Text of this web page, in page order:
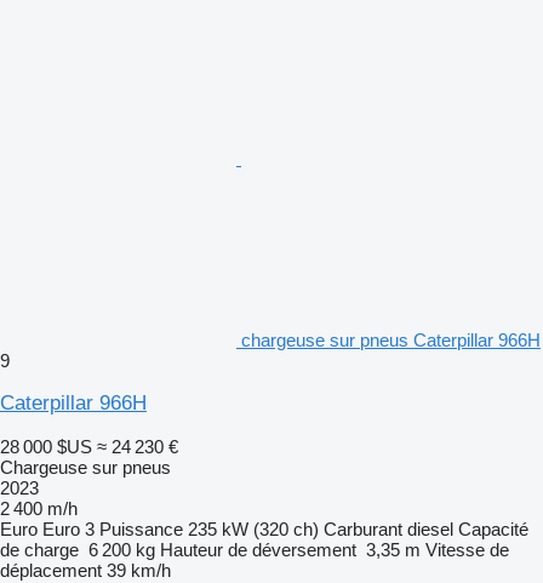
chargeuse sur pneus Caterpillar 966H
9
Caterpillar 966H
28 000 $US ≈ 24 230 €
Chargeuse sur pneus
2023
2 400 m/h
Euro Euro 3 Puissance 235 kW (320 ch) Carburant diesel Capacité
de charge 6 200 kg Hauteur de déversement 3,35 m Vitesse de
déplacement 39 km/h